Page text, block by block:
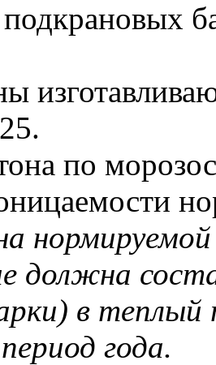
по
должна
в теплый
года.